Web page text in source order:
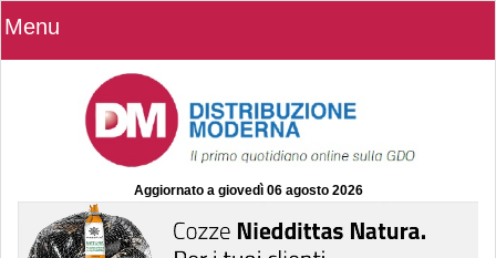
Menu
Aggiornato a giovedì 06 agosto 2026